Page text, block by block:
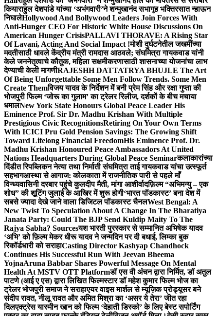
कियाराहुल देशपांडे यांच्या ‘अभंगवारी’ने शन्मुखानंद सभागृह भक्तिरसात न्हाऊन
निघालेHollywood And Bollywood Leaders Join Forces With
Anti-Hunger CEO For Historic White House Discussions On
American Hunger CrisisPALLAVI THORAVE: A Rising Star
Of Lavani, Acting And Social Impact !मोशी दुर्घटनेतील जखमींच्या
मदतीसाठी धावले केंद्रीय मंत्री रामदास आठवले; संघमित्रा गायकवाड यांनी
केले जननेतृत्वाचे कौतुक, महिला सक्षमीकरणासाठी शासनाच्या योजनांचा लाभ
देण्याची केली मागणीRAJESHH DATTATRYA BHUJLE The Art
Of Being Unforgettable Some Men Follow Trends. Some Men
Create Themविजय यादव के निर्देशन में बनी प्रेम सिंह और रक्षा गुप्ता की
भोजपुरी फिल्म ‘जोरू का गुलाम’ का ट्रेलर रिलीज, दर्शकों के बीच मचाया
धमालNew York State Honours Global Peace Leader His
Eminence Prof. Sir Dr. Madhu Krishan With Multiple
Prestigious Civic RecognitionsRetiring On Your Own Terms
With ICICI Pru Gold Pension Savings: The Growing Shift
Toward Lifelong Financial FreedomHis Eminence Prof. Dr.
Madhu Krishan Honoured Peace Ambassadors At United
Nations Headquarters During Global Peace Seminarकलाकारांच्या
दिंडीत रिपब्लिकन नेत्या तथा निर्माती संघमित्रा ताई गायकवाड यांचा उत्स्फूर्त
सहभागआस्था से आगाज: कोलकाता में राजनीतिक पारी से पहले माँ
विन्ध्यवासिनी दरबार पहुंचे कुलदीप मैती, मांगा आशीर्वादफ़िल्म “अभिमन्यु – एक
शोध” की शूटिंग जुलाई के आखिर में शुरू होगी‘भारत पॉडकास्ट’ बना देश में
सबसे ज्यादा देखे जाने वाला डिजिटल पॉडकास्ट चैनलWest Bengal: A
New Twist To Speculation About A Change In The Bharatiya
Janata Party: Could The BJP Send Kuldip Maity To The
Rajya Sabha? Sourcesयश भारती पुरस्कार से सम्मानित अभिषेक यादव
‘अभि’ को फ़िल्म मेकर धीरू यादव ने जन्मदिन पर दी बधाई, लिम्का बुक
रिकॉर्डधारी को सराहाCasting Director Kashyap Chandhock
Continues His Successful Run With Jeevan Bheema
YojnaAruna Babbar Shares Powerful Message On Mental
Health At MSTV OTT Platformडॉ एस वी अंचन द्वारा निर्मित, डॉ अतुल
पाटणे (आई ए एस) द्वारा लिखित फिल्मस्टार डॉ महेश कुमार फिल्म भोज का
ट्रेलर भोजपुरी समाज ने सराहाएयर वाइस मार्शल से म्यूज़िक प्रोड्यूसर बने
संदीप रावत, नीलू रावत और अमित मिश्रा का ‘असर ये तेरा’ जीत रहा
दिलएक्ट्रेस यास्मीन खान को फिल्म ‘देहाती डिस्को’ के लिए बेस्ट सपोर्टिंग